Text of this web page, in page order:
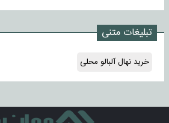
تبلیغات متنی
خرید نهال آلبالو محلی